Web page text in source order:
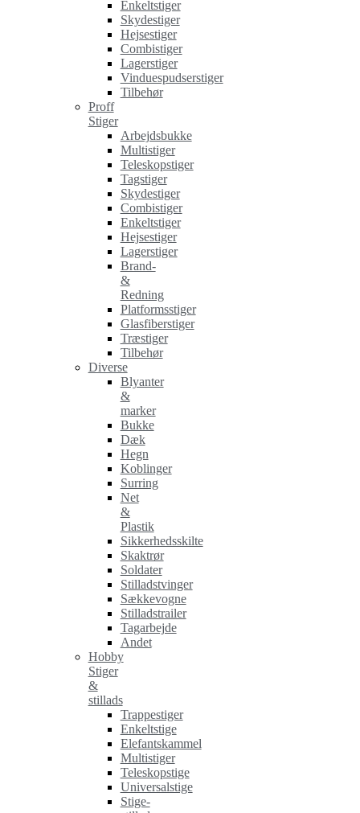
Enkeltstiger
Skydestiger
Hejsestiger
Combistiger
Lagerstiger
Vinduespudserstiger
Tilbehør
Proff
Stiger
Arbejdsbukke
Multistiger
Teleskopstiger
Tagstiger
Skydestiger
Combistiger
Enkeltstiger
Hejsestiger
Lagerstiger
Brand-
&
Redning
Platformsstiger
Glasfiberstiger
Træstiger
Tilbehør
Diverse
Blyanter
&
marker
Bukke
Dæk
Hegn
Koblinger
Surring
Net
&
Plastik
Sikkerhedsskilte
Skaktrør
Soldater
Stilladstvinger
Sækkevogne
Stilladstrailer
Tagarbejde
Andet
Hobby
Stiger
&
stillads
Trappestiger
Enkeltstige
Elefantskammel
Multistiger
Teleskopstige
Universalstige
Stige-